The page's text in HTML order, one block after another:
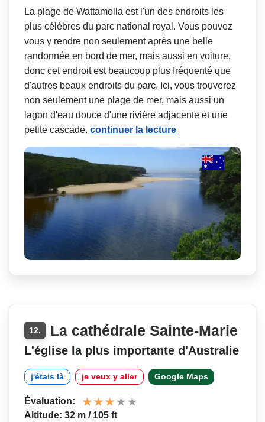
La plage de Wattamolla est l'un des endroits les
plus célèbres du parc national royal. Vous pouvez
vous y rendre non seulement après une belle
randonnée en bord de mer, mais aussi en voiture,
donc cet endroit est beaucoup plus fréquenté que
d'autres beaux endroits du parc. Ici, vous trouverez
non seulement une plage de mer, mais aussi un
lagon d'eau douce d'une rivière adjacente et une
petite cascade. continuer la lecture
12. La cathédrale Sainte-Marie
L'église la plus importante d'Australie
j'étais là je veux y aller Google Maps
Évaluation:
Altitude: 32 m / 105 ft